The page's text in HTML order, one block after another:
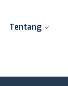
Tentang